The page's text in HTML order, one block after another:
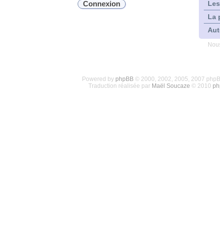
La
Powered by phpBB© 2000, 2002, 2005, 2007
Traduction réalisée par Maël Soucaze © 2010